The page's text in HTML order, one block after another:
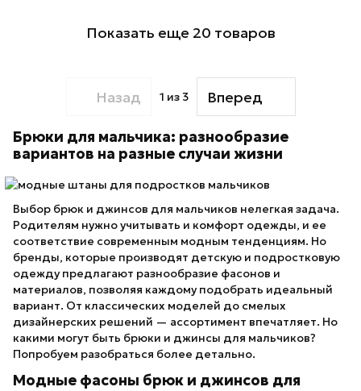
Показать еще 20 товаров
Назад 1 из 3 Вперед
Брюки для мальчика: разнообразие
вариантов на разные случаи жизни
Выбор брюк и джинсов для мальчиков нелегкая задача.
Родителям нужно учитывать и комфорт одежды, и ее
соответствие современным модным тенденциям. Но
бренды, которые производят детскую и подростковую
одежду предлагают разнообразие фасонов и
материалов, позволяя каждому подобрать идеальный
вариант. От классических моделей до смелых
дизайнерских решений — ассортимент впечатляет. Но
какими могут быть брюки и джинсы для мальчиков?
Попробуем разобраться более детально.
Модные фасоны брюк и джинсов для